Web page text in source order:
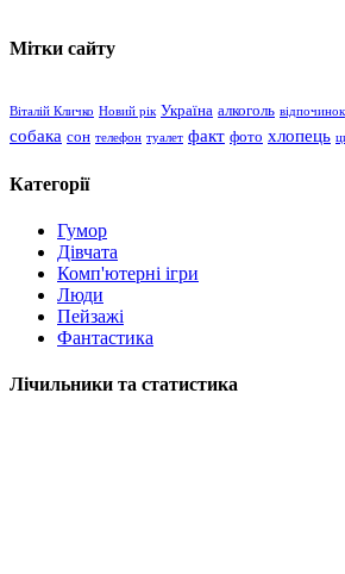
Мітки сайту
Віталій Кличко Новий рік Україна алкоголь відпочинок
собака сон телефон туалет факт фото хлопець
Категорії
Гумор
Дівчата
Комп'ютерні ігри
Люди
Пейзажі
Фантастика
Лічильники та статистика